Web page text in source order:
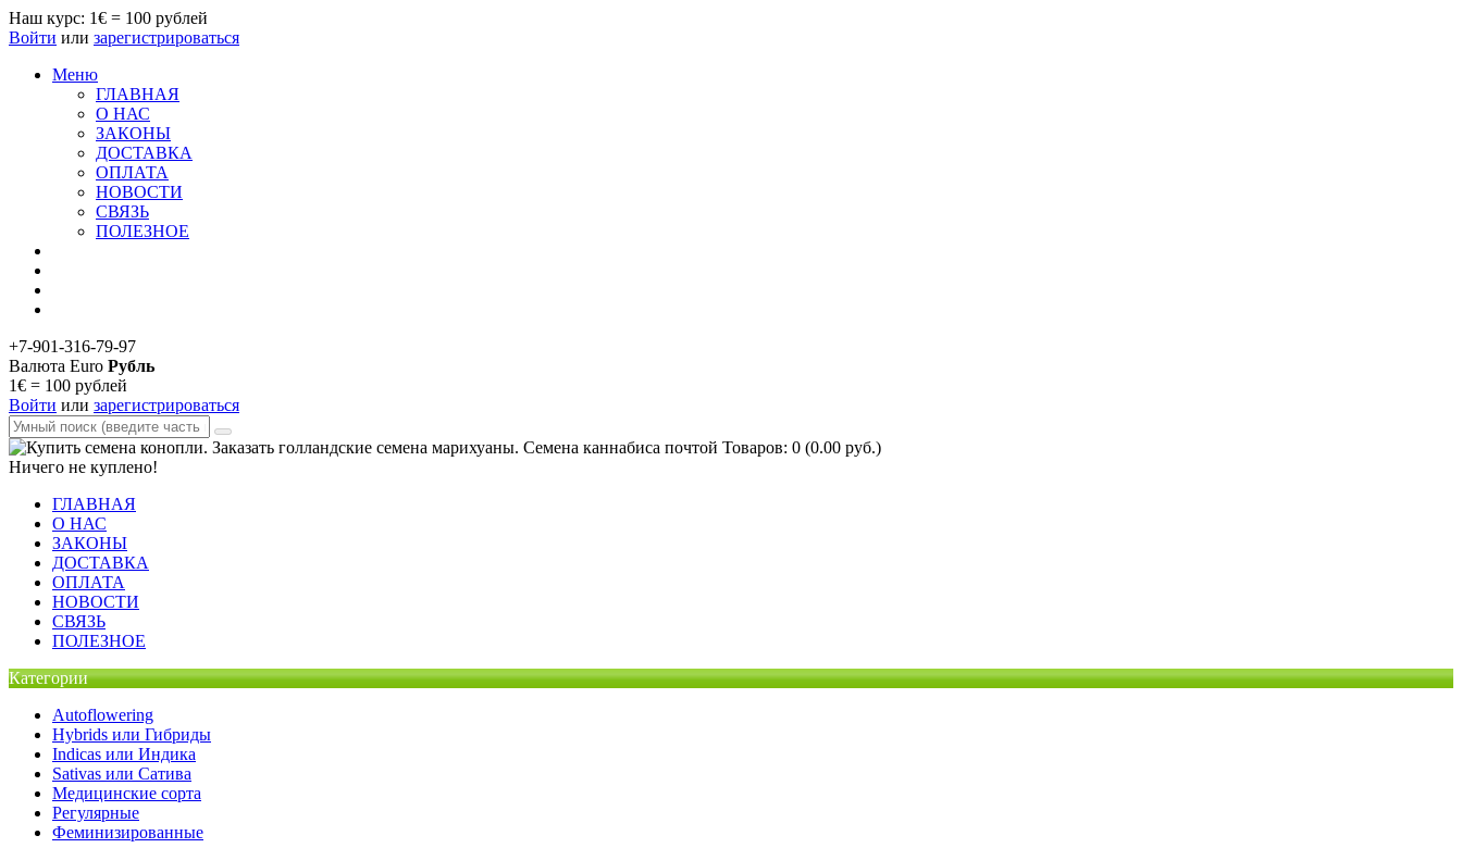
Наш курс: 1€ = 100 рублей
Войти или зарегистрироваться
Меню
ГЛАВНАЯ
О НАС
ЗАКОНЫ
ДОСТАВКА
ОПЛАТА
НОВОСТИ
СВЯЗЬ
ПОЛЕЗНОЕ
+7-901-316-79-97
Валюта Euro Рубль
1€ = 100 рублей
Войти или зарегистрироваться
Товаров: 0 (0.00 руб.)
Ничего не куплено!
ГЛАВНАЯ
О НАС
ЗАКОНЫ
ДОСТАВКА
ОПЛАТА
НОВОСТИ
СВЯЗЬ
ПОЛЕЗНОЕ
Категории
Autoflowering
Hybrids или Гибриды
Indicas или Индика
Sativas или Сатива
Медицинские сорта
Регулярные
Феминизированные